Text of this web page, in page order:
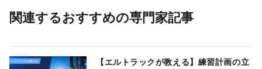
関連するおすすめの専門家記事
【エルトラックが教える】練習計画の立